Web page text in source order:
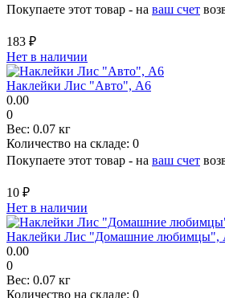
Покупаете этот товар - на ваш счет
183 ₽
Нет в наличии
Наклейки Лис "Авто", A6
0.00
0
Вес: 0.07 кг
Количество на складе: 0
Покупаете этот товар - на ваш счет
10 ₽
Нет в наличии
Наклейки Лис "Домашние любимцы",
0.00
0
Вес: 0.07 кг
Количество на складе: 0